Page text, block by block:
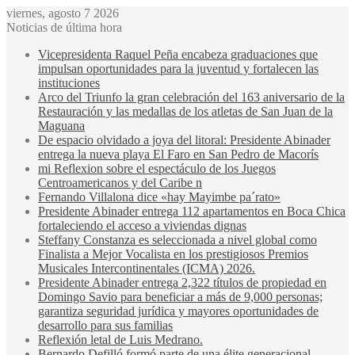
viernes, agosto 7 2026
Noticias de última hora
Vicepresidenta Raquel Peña encabeza graduaciones que
impulsan oportunidades para la juventud y fortalecen las
instituciones
Arco del Triunfo la gran celebración del 163 aniversario de la
Restauración y las medallas de los atletas de San Juan de la
Maguana
De espacio olvidado a joya del litoral: Presidente Abinader
entrega la nueva playa El Faro en San Pedro de Macorís
mi Reflexion sobre el espectáculo de los Juegos
Centroamericanos y del Caribe n
Fernando Villalona dice «hay Mayimbe pa´rato»
Presidente Abinader entrega 112 apartamentos en Boca Chica
fortaleciendo el acceso a viviendas dignas
Steffany Constanza es seleccionada a nivel global como
Finalista a Mejor Vocalista en los prestigiosos Premios
Musicales Intercontinentales (ICMA) 2026.
Presidente Abinader entrega 2,322 títulos de propiedad en
Domingo Savio para beneficiar a más de 9,000 personas;
garantiza seguridad jurídica y mayores oportunidades de
desarrollo para sus familias
Reflexión letal de Luis Medrano.